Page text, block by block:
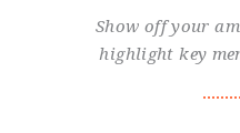
Show off your
highlight key